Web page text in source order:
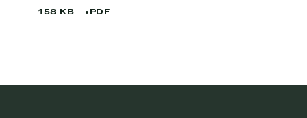
158 KB PDF